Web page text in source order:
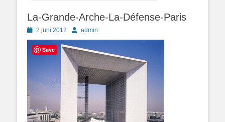
La-Grande-Arche-La-Défense-Paris
Geplaatst
op
2 juni 2012 Authoradmin
Save